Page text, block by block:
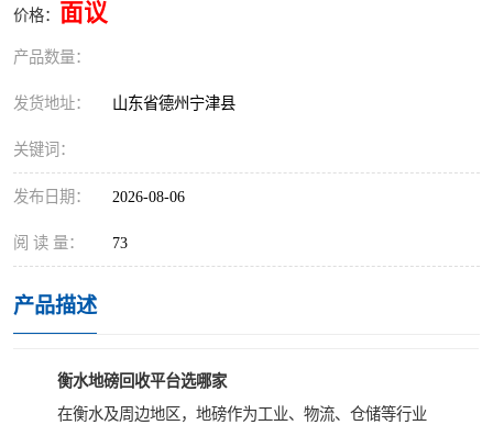
价格： 面议
产品数量：
发货地址： 山东省德州宁津县
关键词：
发布日期： 2026-08-06
阅 读 量： 73
产品描述
衡水地磅回收平台选哪家
在衡水及周边地区，地磅作为工业、物流、仓储等行业